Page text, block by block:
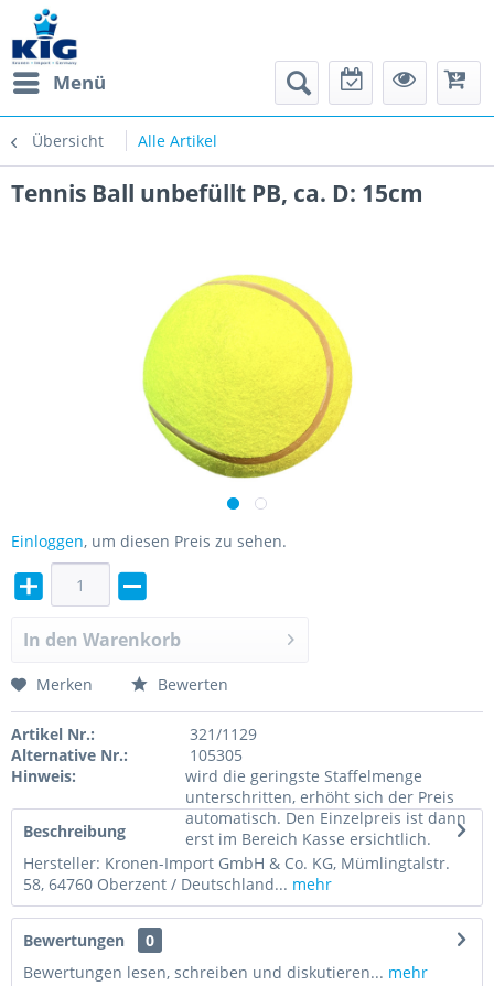
Menü
Übersicht Alle Artikel
Tennis Ball unbefüllt PB, ca. D: 15cm
Einloggen, um diesen Preis zu sehen.
In den Warenkorb
Merken Bewerten
Artikel Nr.:
321/1129
Alternative Nr.:
105305
Hinweis:
wird die geringste Staffelmenge
unterschritten, erhöht sich der Preis
automatisch. Den Einzelpreis ist dann
erst im Bereich Kasse ersichtlich.
Beschreibung
Hersteller: Kronen-Import GmbH & Co. KG, Mümlingtalstr.
58, 64760 Oberzent / Deutschland... mehr
Bewertungen
0
Bewertungen lesen, schreiben und diskutieren... mehr